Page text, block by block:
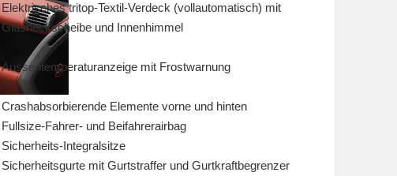
Elektrisches tritop-Textil-Verdeck (vollautomatisch) mit
Glasheckscheibe und Innenhimmel
Aussentemperaturanzeige mit Frostwarnung
Crashabsorbierende Elemente vorne und hinten
Fullsize-Fahrer- und Beifahrerairbag
Sicherheits-Integralsitze
Sicherheitsgurte mit Gurtstraffer und Gurtkraftbegrenzer